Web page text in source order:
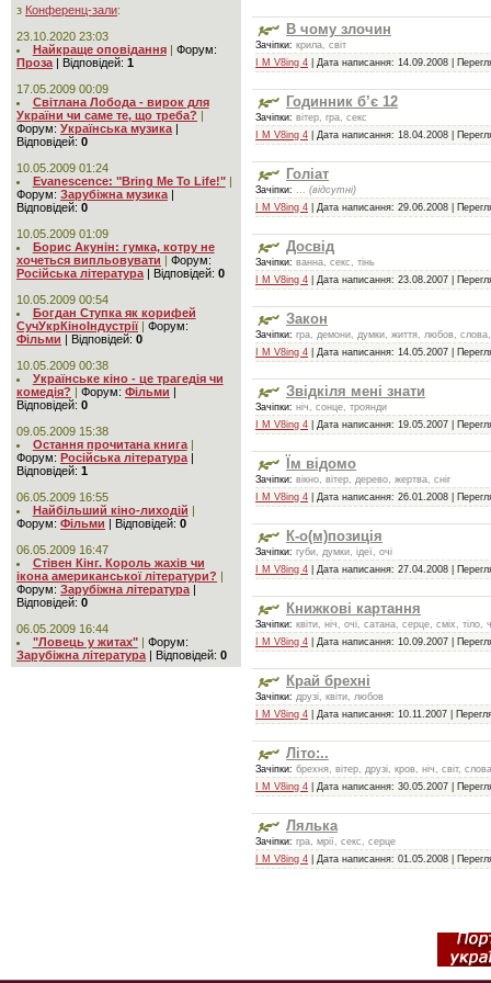
з Конференц-зали:
23.10.2020 23:03
Найкраще оповідання| Форум:
Проза | Відповідей: 1
17.05.2009 00:09
Світлана Лобода - вирок для
України чи саме те, що треба? |
Форум: Українська музика |
Відповідей: 0
10.05.2009 01:24
Evanescence: "Bring Me To Life!"|
Форум: Зарубіжна музика |
Відповідей: 0
10.05.2009 01:09
Борис Акунін: гумка, котру не
хочеться випльовувати | Форум:
Російська література | Відповідей: 0
10.05.2009 00:54
Богдан Ступка як корифей
СучУкрКіноІндустрії| Форум:
Фільми | Відповідей: 0
10.05.2009 00:38
Українське кіно - це трагедія чи
комедія? | Форум: Фільми |
Відповідей: 0
09.05.2009 15:38
Остання прочитана книга|
Форум: Російська література |
Відповідей: 1
06.05.2009 16:55
Найбільший кіно-лиходій |
Форум: Фільми | Відповідей: 0
06.05.2009 16:47
Стівен Кінг. Король жахів чи
ікона американської літератури? |
Форум: Зарубіжна література |
Відповідей: 0
06.05.2009 16:44
"Ловець у житах"| Форум:
Зарубіжна література | Відповідей: 0
В чому злочин
Зачіпки: крила, світ
I M V8ing 4 | Дата написання: 14.09.2008 |
Годинник б’є 12
Зачіпки: вітер, гра, секс
I M V8ing 4 | Дата написання: 18.04.2008 |
Голіат
Зачіпки:
(відсутні)
I M V8ing 4 | Дата написання: 29.06.2008 |
Досвід
Зачіпки: ванна, секс, тінь
I M V8ing 4 | Дата написання: 23.08.2007 |
Закон
Зачіпки: гра, демони, думки, життя, любов,
I M V8ing 4 | Дата написання: 14.05.2007 |
Звідкіля мені знати
Зачіпки: ніч, сонце, троянди
I M V8ing 4 | Дата написання: 19.05.2007 |
Їм відомо
Зачіпки: вікно, вітер, дерево, жертва, сніг
I M V8ing 4 | Дата написання: 26.01.2008 |
К-о(м)позиція
Зачіпки: губи, думки, ідеї, очі
I M V8ing 4 | Дата написання: 27.04.2008 |
Книжкові картання
Зачіпки: квіти, ніч, очі, сатана, серце, сміх, тіло,
I M V8ing 4 | Дата написання: 10.09.2007 |
Край брехні
Зачіпки: друзі, квіти, любов
I M V8ing 4 | Дата написання: 10.11.2007 |
Літо:..
Зачіпки: брехня, вітер, друзі, кров, ніч, світ,
I M V8ing 4 | Дата написання: 30.05.2007 |
Лялька
Зачіпки: гра, мрії, секс, серце
I M V8ing 4 | Дата написання: 01.05.2008 |